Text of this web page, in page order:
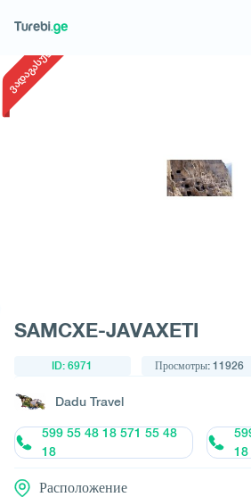
ვადაგასული
SAMCXE-JAVAXETI
ID: 6971 Просмотры: 11926
Dadu Travel
599 55 48 18 571 55 48
18
18
Расположение